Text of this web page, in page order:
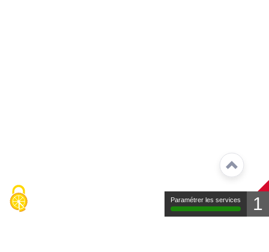
Paramétrer les services 1